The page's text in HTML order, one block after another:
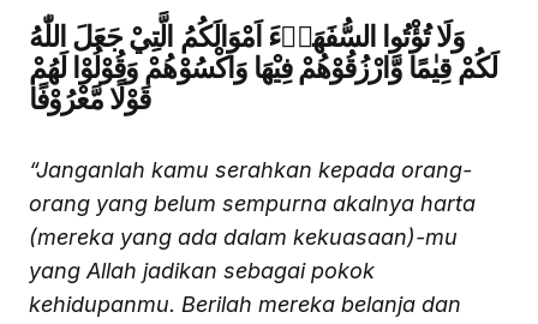
وَلَا تُؤْتُوا السُّفَهَاۤءَ اَمْوَالَكُمُ الَّتِيْ جَعَلَ اللّٰهُ
لَكُمْ قِيٰمًا وَّارْزُقُوْهُمْ فِيْهَا وَاكْسُوْهُمْ وَقُوْلُوْا لَهُمْ
قَوْلًا مَّعْرُوْفًا
“Janganlah kamu serahkan kepada orang-
orang yang belum sempurna akalnya harta
(mereka yang ada dalam kekuasaan)-mu
yang Allah jadikan sebagai pokok
kehidupanmu. Berilah mereka belanja dan